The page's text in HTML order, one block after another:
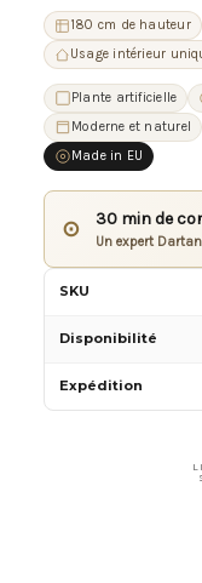
180 cm de hauteur
Usage intérieur
Plante artificielle
Moderne et naturel
Made in EU
⊙ 30 min de
Un expert
SKU
Disponibilité
Expédition